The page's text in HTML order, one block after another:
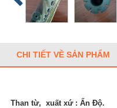
CHI TIẾT VỀ SẢN PHẨM
Than từ, xuất xứ : Ấn Độ.